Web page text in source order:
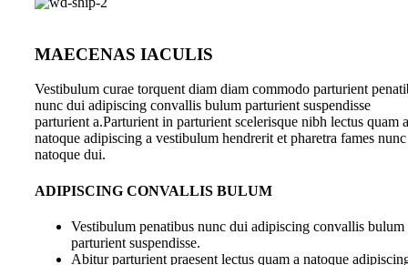
MAECENAS IACULIS
Vestibulum curae torquent diam diam commodo parturient
nunc dui adipiscing convallis bulum parturient suspendisse
parturient a.Parturient in parturient scelerisque nibh lectus quam a
natoque adipiscing a vestibulum hendrerit et pharetra fames nunc
natoque dui.
ADIPISCING CONVALLIS BULUM
Vestibulum penatibus nunc dui adipiscing convallis bulum
parturient suspendisse.
Abitur parturient praesent lectus quam a natoque